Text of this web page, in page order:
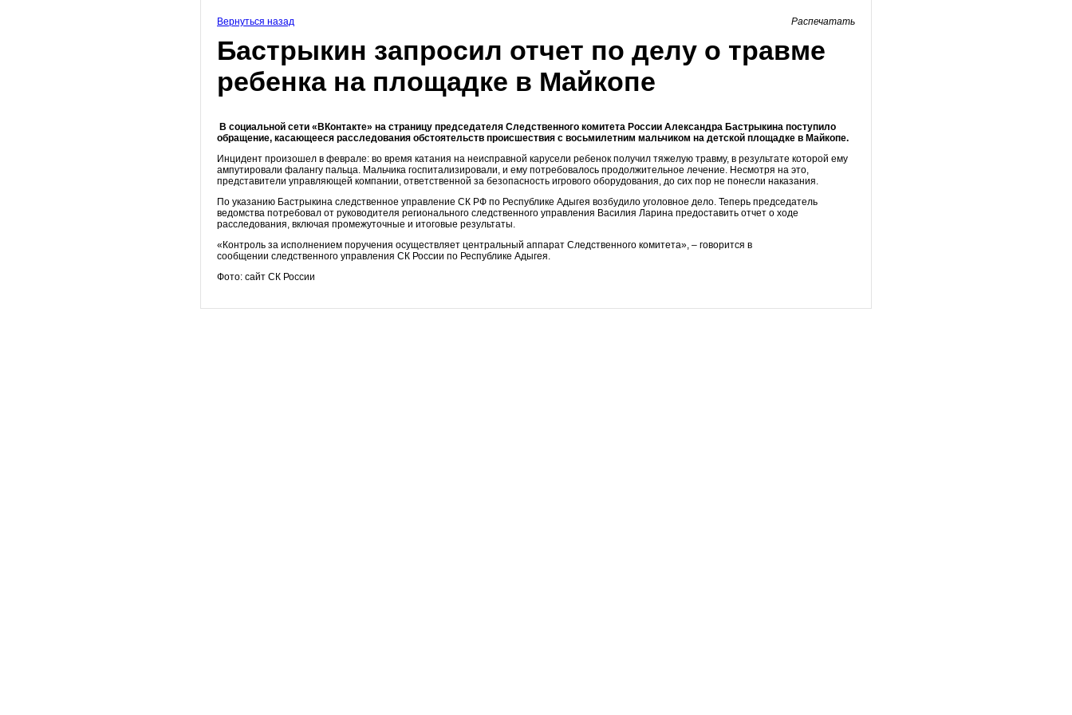
Вернуться назад Распечатать
Бастрыкин запросил отчет по делу о травме
ребенка на площадке в Майкопе
В социальной сети «ВКонтакте» на страницу председателя Следственного комитета России Александра Бастрыкина поступило
обращение, касающееся расследования обстоятельств происшествия с восьмилетним мальчиком на детской площадке в Майкопе.
Инцидент произошел в феврале: во время катания на неисправной карусели ребенок получил тяжелую травму, в результате которой ему
ампутировали фалангу пальца. Мальчика госпитализировали, и ему потребовалось продолжительное лечение. Несмотря на это,
представители управляющей компании, ответственной за безопасность игрового оборудования, до сих пор не понесли наказания.
По указанию Бастрыкина следственное управление СК РФ по Республике Адыгея возбудило уголовное дело. Теперь председатель
ведомства потребовал от руководителя регионального следственного управления Василия Ларина предоставить отчет о ходе
расследования, включая промежуточные и итоговые результаты.
«Контроль за исполнением поручения осуществляет центральный аппарат Следственного комитета», – говорится в
сообщении следственного управления СК России по Республике Адыгея.
Фото: сайт СК России